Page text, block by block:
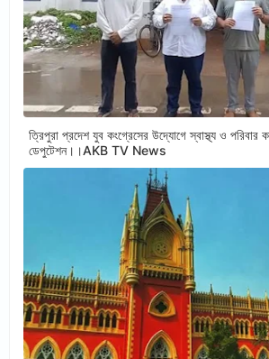
ত্রিপুরা প্রদেশ যুব কংগ্রেসের উদ্যোগে স্বাস্থ্য ও পরিবার
ডেপুটেশন।।AKB TV News